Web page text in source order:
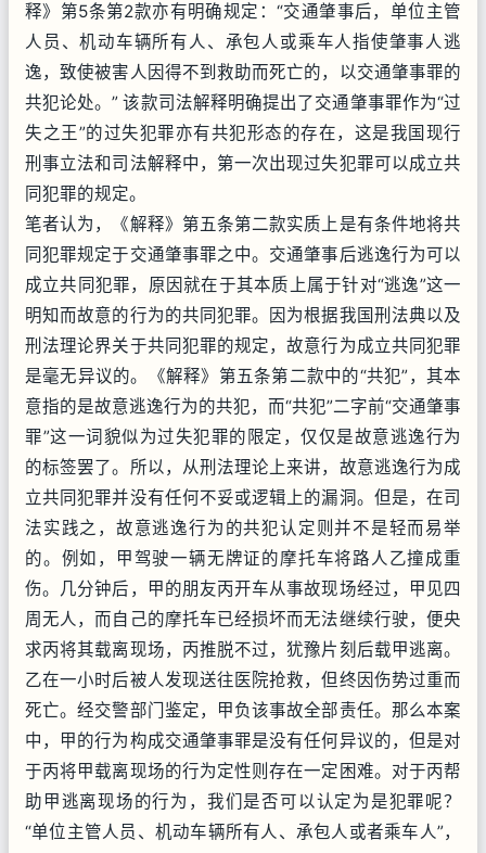
释》第5条第2款亦有明确规定：“交通肇事后，单位主管
人员、机动车辆所有人、承包人或乘车人指使肇事人逃
逸，致使被害人因得不到救助而死亡的，以交通肇事罪的
共犯论处。” 该款司法解释明确提出了交通肇事罪作为“过
失之王”的过失犯罪亦有共犯形态的存在，这是我国现行
刑事立法和司法解释中，第一次出现过失犯罪可以成立共
同犯罪的规定。
笔者认为，《解释》第五条第二款实质上是有条件地将共
同犯罪规定于交通肇事罪之中。交通肇事后逃逸行为可以
成立共同犯罪，原因就在于其本质上属于针对“逃逸”这一
明知而故意的行为的共同犯罪。因为根据我国刑法典以及
刑法理论界关于共同犯罪的规定，故意行为成立共同犯罪
是毫无异议的。《解释》第五条第二款中的“共犯”，其本
意指的是故意逃逸行为的共犯，而“共犯”二字前“交通肇事
罪”这一词貌似为过失犯罪的限定，仅仅是故意逃逸行为
的标签罢了。所以，从刑法理论上来讲，故意逃逸行为成
立共同犯罪并没有任何不妥或逻辑上的漏洞。但是，在司
法实践之，故意逃逸行为的共犯认定则并不是轻而易举
的。例如，甲驾驶一辆无牌证的摩托车将路人乙撞成重
伤。几分钟后，甲的朋友丙开车从事故现场经过，甲见四
周无人，而自己的摩托车已经损坏而无法继续行驶，便央
求丙将其载离现场，丙推脱不过，犹豫片刻后载甲逃离。
乙在一小时后被人发现送往医院抢救，但终因伤势过重而
死亡。经交警部门鉴定，甲负该事故全部责任。那么本案
中，甲的行为构成交通肇事罪是没有任何异议的，但是对
于丙将甲载离现场的行为定性则存在一定困难。对于丙帮
助甲逃离现场的行为，我们是否可以认定为是犯罪呢？
“单位主管人员、机动车辆所有人、承包人或者乘车人”，